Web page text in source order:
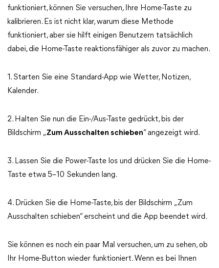
funktioniert, können Sie versuchen, Ihre Home-Taste zu
kalibrieren. Es ist nicht klar, warum diese Methode
funktioniert, aber sie hilft einigen Benutzern tatsächlich
dabei, die Home-Taste reaktionsfähiger als zuvor zu machen.
1. Starten Sie eine Standard-App wie Wetter, Notizen,
Kalender.
2. Halten Sie nun die Ein-/Aus-Taste gedrückt, bis der
Bildschirm „Zum Ausschalten schieben“ angezeigt wird.
3. Lassen Sie die Power-Taste los und drücken Sie die Home-
Taste etwa 5–10 Sekunden lang.
4. Drücken Sie die Home-Taste, bis der Bildschirm „Zum
Ausschalten schieben“ erscheint und die App beendet wird.
Sie können es noch ein paar Mal versuchen, um zu sehen, ob
Ihr Home-Button wieder funktioniert. Wenn es bei Ihnen